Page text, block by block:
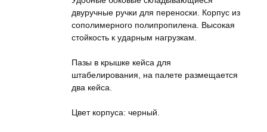
двуручные ручки для переноски. Корпус из
сополимерного полипропилена. Высокая
стойкость к ударным нагрузкам.
Пазы в крышке кейса для
штабелирования, на палете размещается
два кейса.
Цвет корпуса: черный.